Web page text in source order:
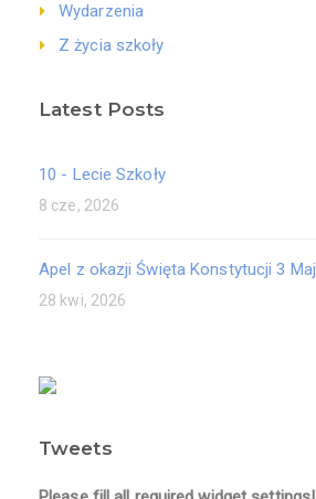
Wydarzenia
Z życia szkoły
Latest Posts
10 - Lecie Szkoły
8 cze, 2026
Apel z okazji Święta Konstytucji 3 Maj
28 kwi, 2026
Tweets